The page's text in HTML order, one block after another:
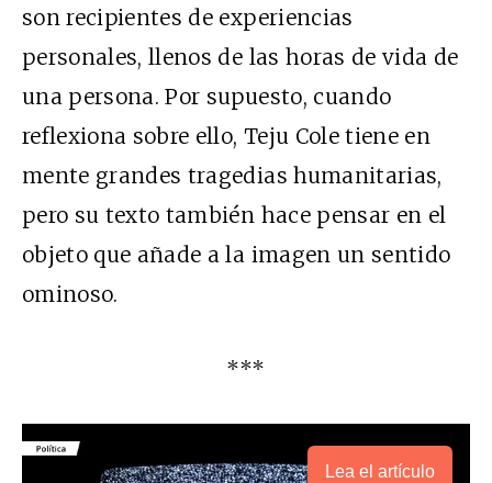
son recipientes de experiencias
personales, llenos de las horas de vida de
una persona. Por supuesto, cuando
reflexiona sobre ello, Teju Cole tiene en
mente grandes tragedias humanitarias,
pero su texto también hace pensar en el
objeto que añade a la imagen un sentido
ominoso.
***
Lea el artículo